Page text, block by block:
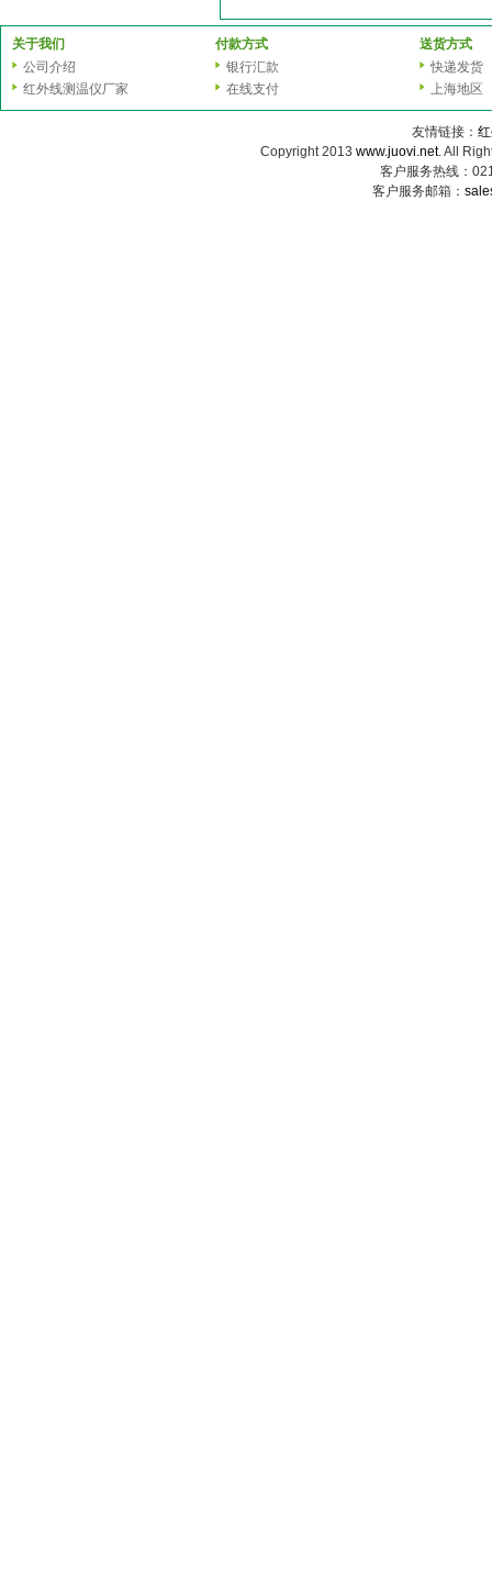
关于我们
公司介绍
红外线测温仪厂家
付款方式
银行汇款
在线支付
送货方式
快递发货
上海地区
友情链接：
Copyright 2013 www.juovi.net. All
客户服务热线：
客户服务邮箱：